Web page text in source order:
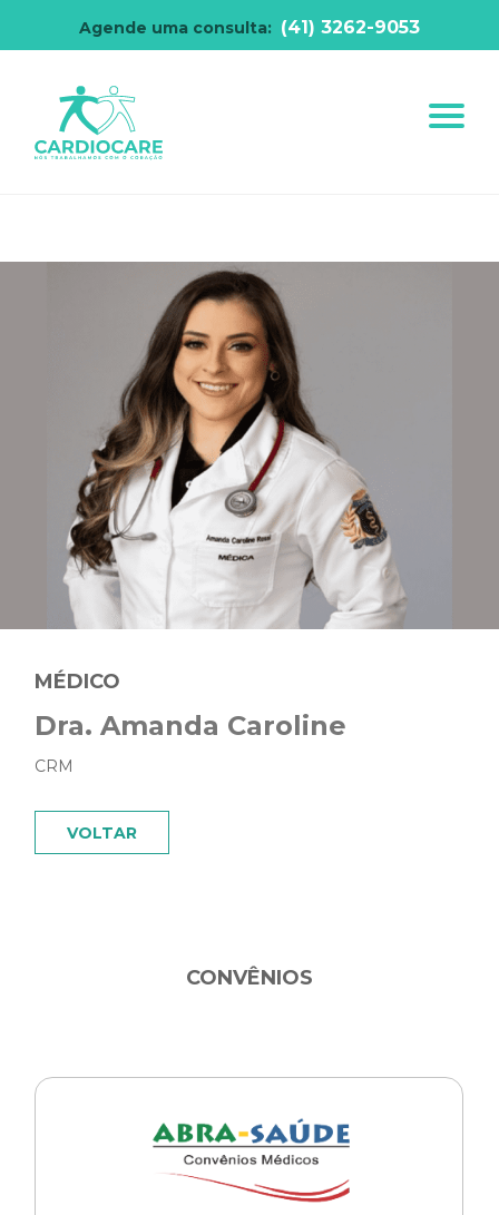
Agende uma consulta: (41) 3262-9053
MÉDICO
Dra. Amanda Caroline
CRM
VOLTAR
CONVÊNIOS